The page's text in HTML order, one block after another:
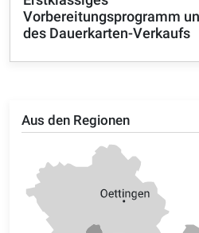
Aus den Regionen
Vorbereitungsprogramm
des Dauerkarten-Verkaufs